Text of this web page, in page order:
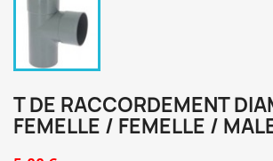
T DE RACCORDEMENT
FEMELLE / FEMELLE /